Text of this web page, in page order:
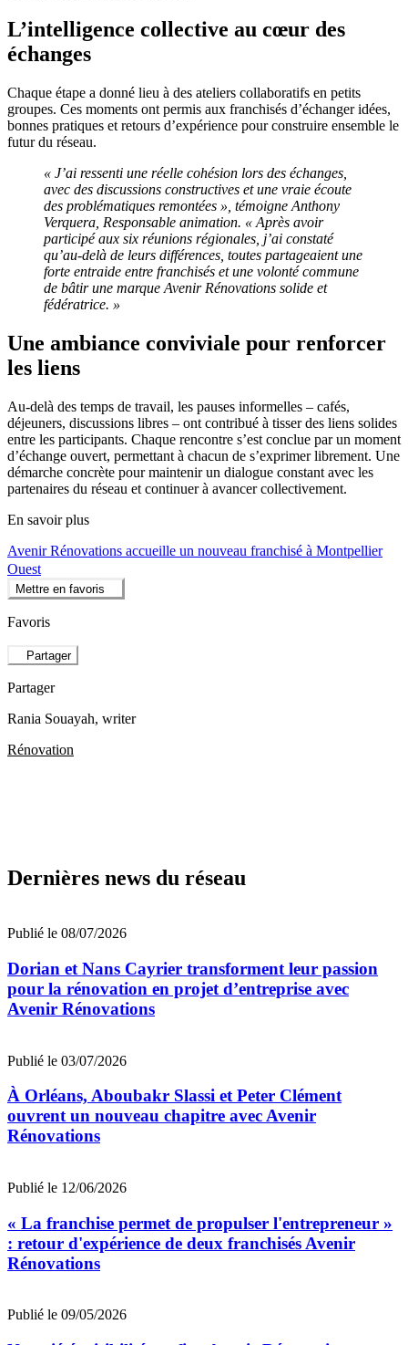
L’intelligence collective au cœur des
échanges
Chaque étape a donné lieu à des ateliers collaboratifs en petits
groupes. Ces moments ont permis aux franchisés d’échanger idées,
bonnes pratiques et retours d’expérience pour construire ensemble le
futur du réseau.
« J’ai ressenti une réelle cohésion lors des échanges,
avec des discussions constructives et une vraie écoute
des problématiques remontées », témoigne Anthony
Verquera, Responsable animation. « Après avoir
participé aux six réunions régionales, j’ai constaté
qu’au-delà de leurs différences, toutes partageaient une
forte entraide entre franchisés et une volonté commune
de bâtir une marque Avenir Rénovations solide et
fédératrice. »
Une ambiance conviviale pour renforcer
les liens
Au-delà des temps de travail, les pauses informelles – cafés,
déjeuners, discussions libres – ont contribué à tisser des liens solides
entre les participants. Chaque rencontre s’est conclue par un moment
d’échange ouvert, permettant à chacun de s’exprimer librement. Une
démarche concrète pour maintenir un dialogue constant avec les
partenaires du réseau et continuer à avancer collectivement.
En savoir plus
Avenir Rénovations accueille un nouveau franchisé à Montpellier
Ouest
Mettre en favoris
Favoris
Partager
Partager
Rania Souayah, writer
Rénovation
Dernières news du réseau
Publié le 08/07/2026
Dorian et Nans Cayrier transforment leur passion
pour la rénovation en projet d’entreprise avec
Avenir Rénovations
Publié le 03/07/2026
À Orléans, Aboubakr Slassi et Peter Clément
ouvrent un nouveau chapitre avec Avenir
Rénovations
Publié le 12/06/2026
« La franchise permet de propulser l'entrepreneur »
: retour d'expérience de deux franchisés Avenir
Rénovations
Publié le 09/05/2026